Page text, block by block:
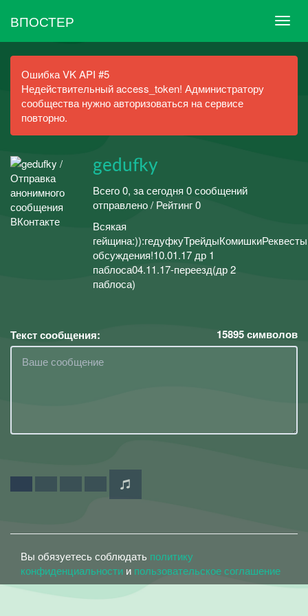
ВПОСТЕР
Ошибка VK API #5
Недействительный access_token! Администратору
сообщества нужно авторизоваться на сервисе
повторно.
gedufky
Всего 0, за сегодня 0 сообщений
отправлено / Рейтинг 0
Всякая
обсуждения!10.01.17 др 1
паблоса04.11.17-переезд(др 2
паблоса)
Текст сообщения: 15895символов
Вы обязуетесь соблюдать политику
конфиденциальности и пользовательское соглашение